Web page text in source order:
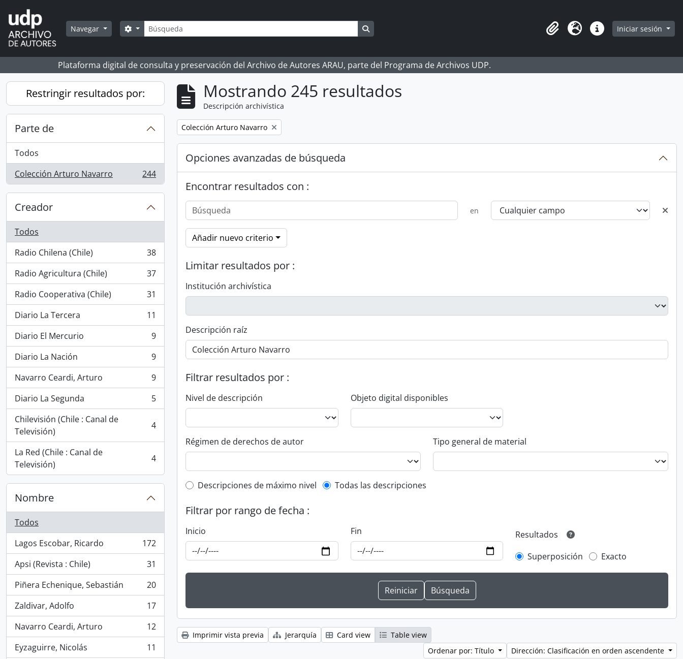
Skip to main content
Navegar Búsqueda
Search options
Portapapeles
Idioma Enlaces rápidos
Iniciar sesión
Plataforma digital de consulta y preservación del Archivo de Autores ARAU, parte del Programa de Archivos UDP.
Restringir resultados por:
Parte de
Todos
Colección Arturo Navarro
, 244 resultados 244
Creador
Todos
Radio Chilena (Chile)
, 38 resultados
38
Radio Agricultura (Chile)
, 37 resultados
37
Radio Cooperativa (Chile)
, 31 resultados
31
Diario La Tercera
, 11 resultados
11
Diario El Mercurio
, 9 resultados
9
Diario La Nación
, 9 resultados
9
Navarro Ceardi, Arturo
, 9 resultados
9
Diario La Segunda
, 5 resultados
5
Chilevisión (Chile : Canal de
Televisión)
, 4 resultados 4
La Red (Chile : Canal de
Televisión)
, 4 resultados 4
Nombre
Todos
Lagos Escobar, Ricardo
, 172 resultados
172
Apsi (Revista : Chile)
, 31 resultados
31
Piñera Echenique, Sebastián
, 20 resultados
20
Zaldivar, Adolfo
, 17 resultados
17
Navarro Ceardi, Arturo
, 12 resultados
12
Eyzaguirre, Nicolás
, 11 resultados
11
Mostrando 245 resultados
Descripción archivística
Remove filter:
Colección Arturo Navarro
Opciones avanzadas de búsqueda
Encontrar resultados con :
en
Añadir nuevo criterio
Limitar resultados por :
Institución archivística
Descripción raíz
Filtrar resultados por :
Nivel de descripción Objeto digital disponibles
Régimen de derechos de autor Tipo general de material
Top-level description filter
Descripciones de máximo nivel Todas las descripciones
Filtrar por rango de fecha :
Inicio Fin
Resultados
Superposición
Exacto
Imprimir vista previa Jerarquía Card view
Table view
Ordenar por: Título
Dirección: Clasificación en orden ascendente